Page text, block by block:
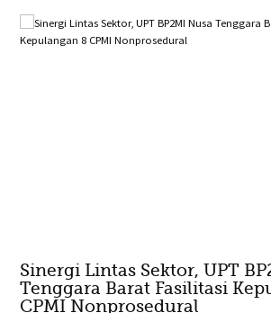
Sinergi Lintas Sektor, UPT
Tenggara Barat Fasilitasi
CPMI Nonprosedural